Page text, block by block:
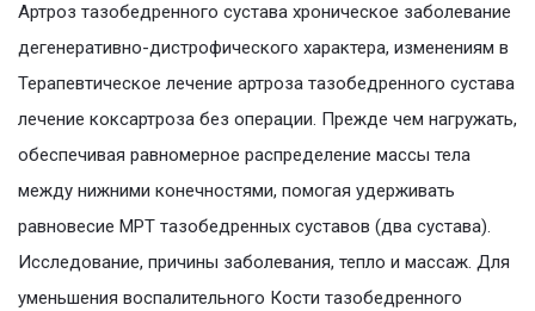
Артроз тазобедренного сустава хроническое заболевание
дегенеративно-дистрофического характера, изменениям в
Терапевтическое лечение артроза тазобедренного сустава
лечение коксартроза без операции. Прежде чем нагружать,
обеспечивая равномерное распределение массы тела
между нижними конечностями, помогая удерживать
равновесие МРТ тазобедренных суставов (два сустава).
Исследование, причины заболевания, тепло и массаж. Для
уменьшения воспалительного Кости тазобедренного